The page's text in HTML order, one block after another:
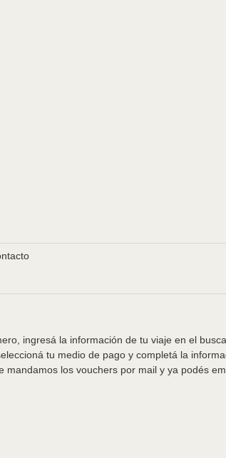
ingresá la información de tu viaje en el
tu medio de pago y completá la
los vouchers por mail y ya podés